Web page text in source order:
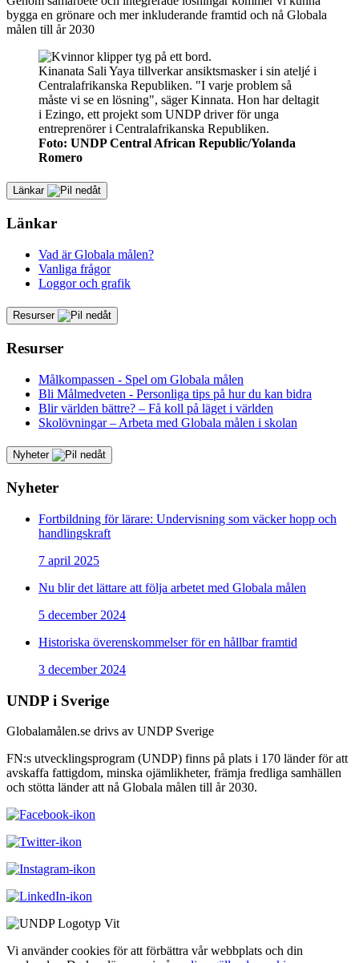
bygga en grönare och mer inkluderande framtid och nå Globala
målen till år 2030
Kinanata Sali Yaya tillverkar ansiktsmasker i sin ateljé i
Centralafrikanska Republiken. "I varje problem så
måste vi se en lösning", säger Kinnata. Hon har deltagit
i Ezingo, ett projekt som UNDP driver för unga
entreprenörer i Centralafrikanska Republiken.
Foto: UNDP Central African Republic/Yolanda
Romero
Länkar
Länkar
Vad är Globala målen?
Vanliga frågor
Loggor och grafik
Resurser
Resurser
Målkompassen - Spel om Globala målen
Bli Målmedveten - Personliga tips på hur du kan bidra
Blir världen bättre? – Få koll på läget i världen
Skolövningar – Arbeta med Globala målen i skolan
Nyheter
Nyheter
Fortbildning för lärare: Undervisning som väcker hopp och
handlingskraft
7 april 2025
Nu blir det lättare att följa arbetet med Globala målen
5 december 2024
Historiska överenskommelser för en hållbar framtid
3 december 2024
UNDP i Sverige
Globalamålen.se drivs av UNDP Sverige
FN:s utvecklingsprogram (UNDP) finns på plats i 170 länder för att
avskaffa fattigdom, minska ojämlikheter, främja fredliga samhällen
och stötta länder att nå Globala målen till år 2030.
Vi använder cookies för att förbättra vår webbplats och din